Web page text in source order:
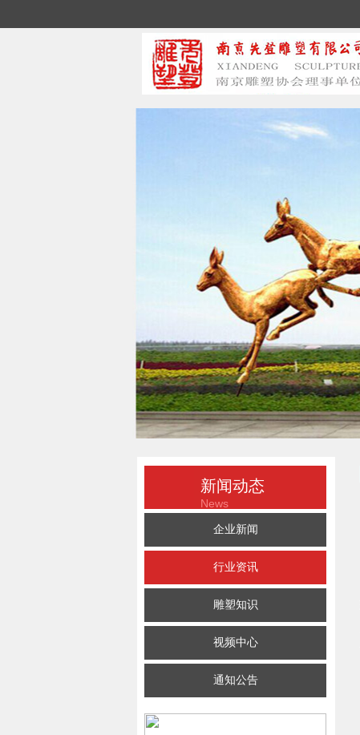
新闻动态
News
企业新闻
行业资讯
雕塑知识
视频中心
通知公告